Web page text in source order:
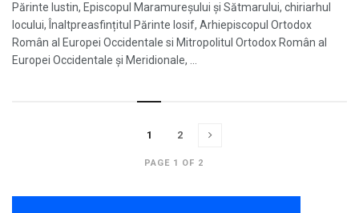
Părinte Iustin, Episcopul Maramureșului și Sătmarului, chiriarhul
locului, Înaltpreasfințitul Părinte Iosif, Arhiepiscopul Ortodox
Român al Europei Occidentale si Mitropolitul Ortodox Român al
Europei Occidentale și Meridionale, ...
PAGE 1 OF 2
1 2